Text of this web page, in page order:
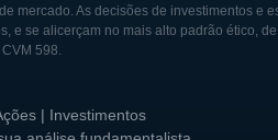
de sua tecnologia de
uma das pioneras em
da tecnologia na
As decisões de investimentos e
se alicerçam no mais alto padrão ético,
CVM 598.
| Investimentos